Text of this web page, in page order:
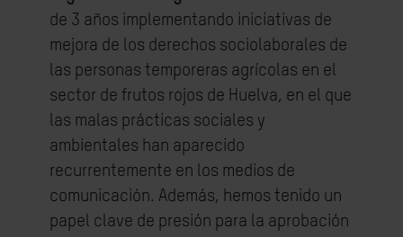
de 3 años implementando iniciativas de
mejora de los derechos sociolaborales de
las personas temporeras agrícolas en el
sector de frutos rojos de Huelva, en el que
las malas prácticas sociales y
ambientales han aparecido
recurrentemente en los medios de
comunicación. Además, hemos tenido un
papel clave de presión para la aprobación